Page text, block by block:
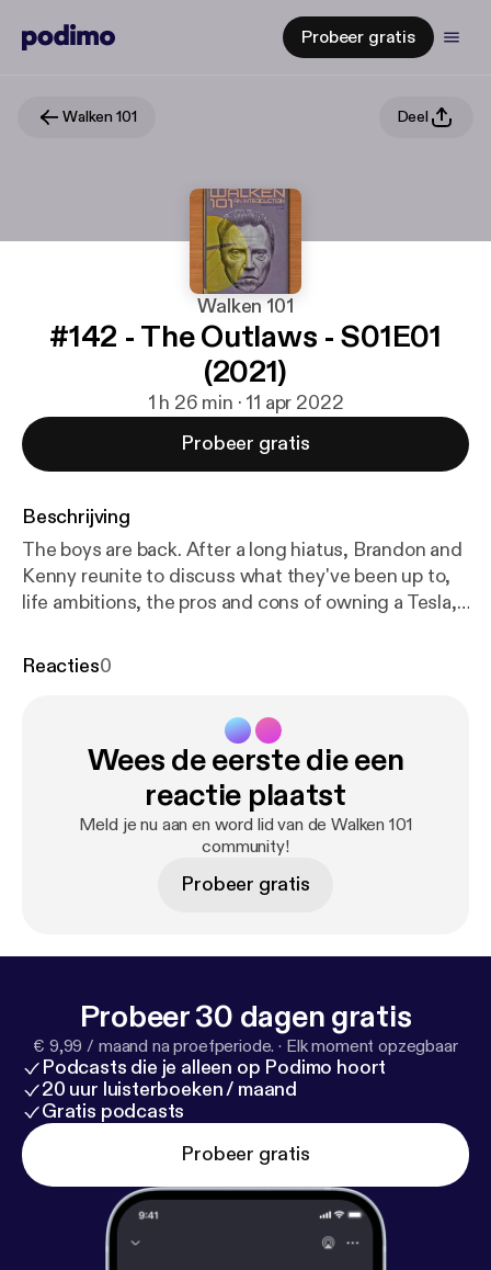
Probeer gratis
Walken 101 Deel
Walken 101
#142 - The Outlaws - S01E01
(2021)
1 h 26 min · 11 apr 2022
Probeer gratis
Beschrijving
The boys are back. After a long hiatus, Brandon and
Kenny reunite to discuss what they've been up to,
life ambitions, the pros and cons of owning a Tesla,
debut in Stephen Merchant's comedy/drama series
ragtag group of colorful characters. Before getting
into the topic at hand, Brandon reads some obscure
facts about Christopher Walken from the book
"Christopher Walken: A to Z." They close out the
podcast by talking about movies they've seen lately.
Reacties0
Wees de eerste die een
reactie plaatst
Meld je nu aan en word lid van de Walken 101
community!
Probeer gratis
Probeer 30 dagen gratis
€ 9,99 / maand na proefperiode. · Elk moment opzegbaar
Podcasts die je alleen op Podimo hoort
20 uur luisterboeken / maand
Gratis podcasts
Probeer gratis